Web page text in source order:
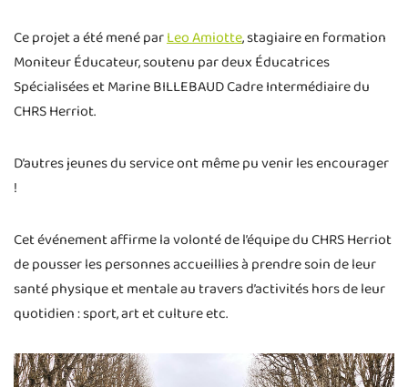
Ce projet a été mené parLeo Amiotte, stagiaire en formation
Moniteur Éducateur, soutenu par deux Éducatrices
Spécialisées et Marine BILLEBAUD Cadre Intermédiaire du
CHRS Herriot.
D’autres jeunes du service ont même pu venir les encourager
!
Cet événement affirme la volonté de l’équipe du CHRS Herriot
de pousser les personnes accueillies à prendre soin de leur
santé physique et mentale au travers d’activités hors de leur
quotidien : sport, art et culture etc.